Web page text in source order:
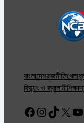
বাংলাদেশরাজনীতি
বিদ্যুৎ ও জ্বালানীশিক্ষা
Facebook
Instagram
TikTok
X